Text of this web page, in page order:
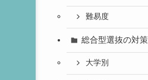
難易度
総合型選抜の対
大学別